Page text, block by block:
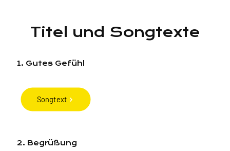
Titel und Songtexte
1. Gutes Gefühl
Songtext
2. Begrüßung